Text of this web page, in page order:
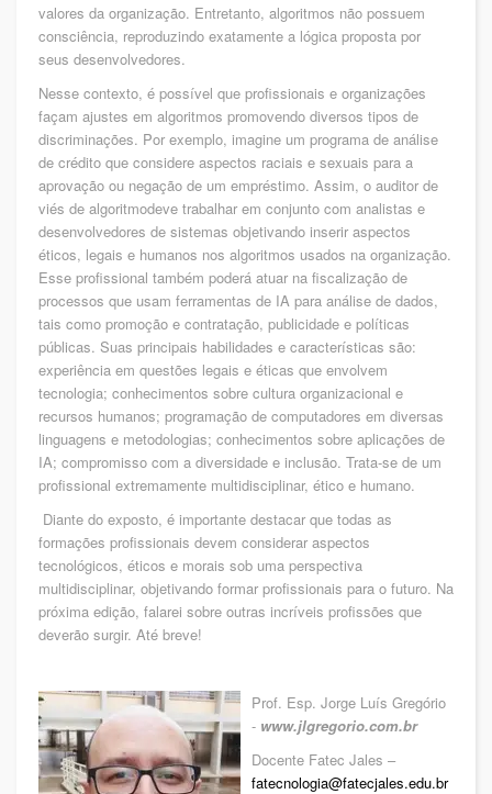
valores da organização. Entretanto, algoritmos não possuem
consciência, reproduzindo exatamente a lógica proposta por
seus desenvolvedores.
Nesse contexto, é possível que profissionais e organizações
façam ajustes em algoritmos promovendo diversos tipos de
discriminações. Por exemplo, imagine um programa de análise
de crédito que considere aspectos raciais e sexuais para a
aprovação ou negação de um empréstimo. Assim, o auditor de
viés de algoritmodeve trabalhar em conjunto com analistas e
desenvolvedores de sistemas objetivando inserir aspectos
éticos, legais e humanos nos algoritmos usados na organização.
Esse profissional também poderá atuar na fiscalização de
processos que usam ferramentas de IA para análise de dados,
tais como promoção e contratação, publicidade e políticas
públicas. Suas principais habilidades e características são:
experiência em questões legais e éticas que envolvem
tecnologia; conhecimentos sobre cultura organizacional e
recursos humanos; programação de computadores em diversas
linguagens e metodologias; conhecimentos sobre aplicações de
IA; compromisso com a diversidade e inclusão. Trata-se de um
profissional extremamente multidisciplinar, ético e humano.
Diante do exposto, é importante destacar que todas as
formações profissionais devem considerar aspectos
tecnológicos, éticos e morais sob uma perspectiva
multidisciplinar, objetivando formar profissionais para o futuro. Na
próxima edição, falarei sobre outras incríveis profissões que
deverão surgir. Até breve!
Prof. Esp. Jorge Luís Gregório
- www.jlgregorio.com.br
Docente Fatec Jales –
fatecnologia@fatecjales.edu.br